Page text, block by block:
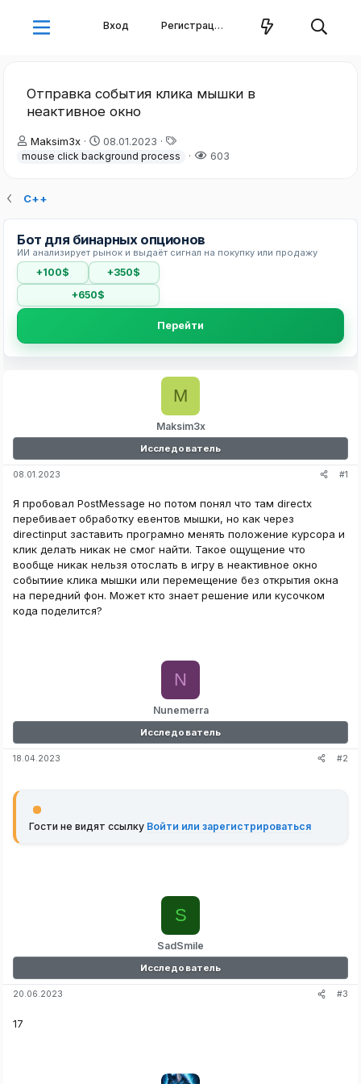
Вход Регистрация
Отправка события клика мышки в
неактивное окно
А
в
р
м
ы
Maksim3x
Д
а
а
л
а
08.01.2023
Т
е
mouse click background process 603
С++
Бот для бинарных опционов
ИИ анализирует рынок и выдаёт сигнал на покупку или продажу
+100$
+350$
+650$
Перейти
Maksim3x
M
Исследователь
08.01.2023 #1
Я пробовал PostMessage но потом понял что там directx
перебивает обработку евентов мышки, но как через
directinput заставить програмно менять положение курсора и
клик делать никак не смог найти. Такое ощущение что
вообще никак нельзя отослать в игру в неактивное окно
событиие клика мышки или перемещение без открытия окна
на передний фон. Может кто знает решение или кусочком
кода поделится?
Nunemerra
N
Исследователь
18.04.2023 #2
Гости не видят ссылку Войти или зарегистрироваться
SadSmile
S
Исследователь
20.06.2023 #3
17